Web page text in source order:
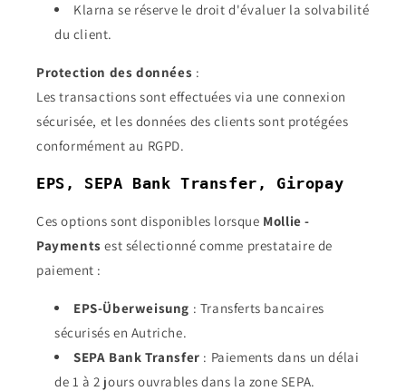
Klarna se réserve le droit d'évaluer la solvabilité
du client.
Protection des données :
Les transactions sont effectuées via une connexion
sécurisée, et les données des clients sont protégées
conformément au RGPD.
EPS, SEPA Bank Transfer, Giropay
Ces options sont disponibles lorsque Mollie -
Payments est sélectionné comme prestataire de
paiement :
EPS-Überweisung : Transferts bancaires
sécurisés en Autriche.
SEPA Bank Transfer : Paiements dans un délai
de 1 à 2 jours ouvrables dans la zone SEPA.